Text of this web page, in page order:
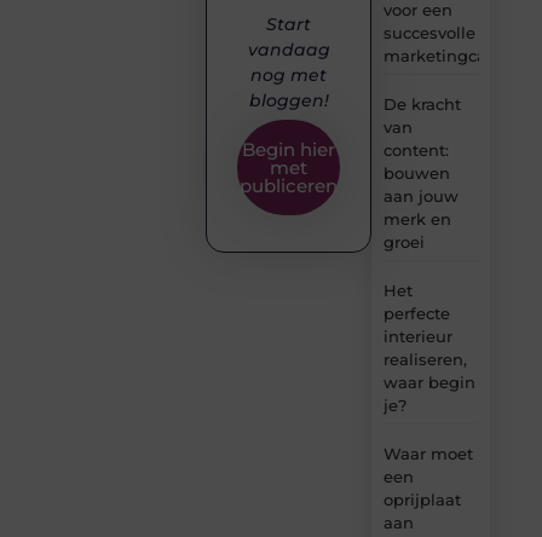
voor een
succesvolle
De kracht
van
content:
bouwen
aan jouw
merk en
groei
Het
perfecte
interieur
realiseren,
waar begin
je?
Waar moet
een
oprijplaat
aan
Start
vandaag
nog met
bloggen!
Begin hier
met
publiceren